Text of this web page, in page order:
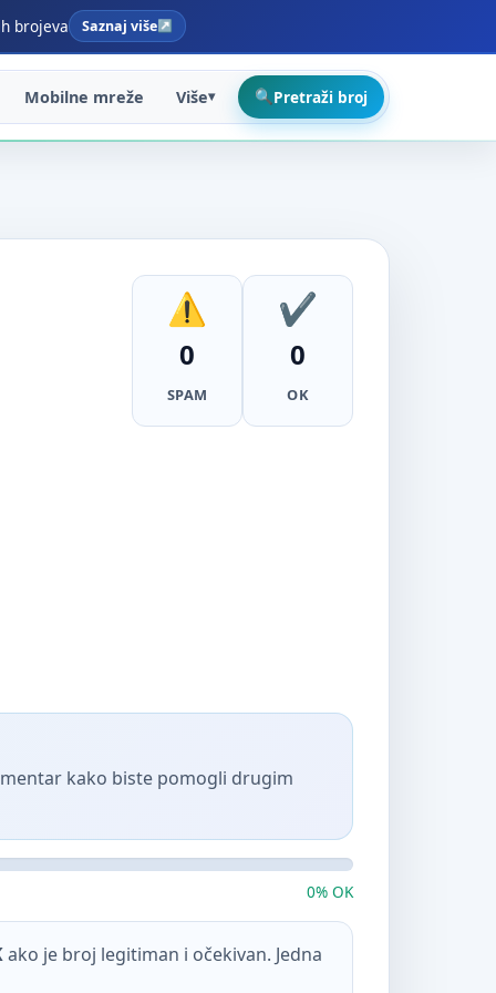
brojeva Saznaj više
Mobilne mreže Više Pretraži broj
0
SPAM
0
OK
kako biste pomogli drugim
0% OK
ako je broj legitiman i očekivan. Jedna